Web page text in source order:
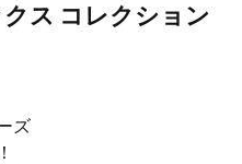
ス コレクション
ズ